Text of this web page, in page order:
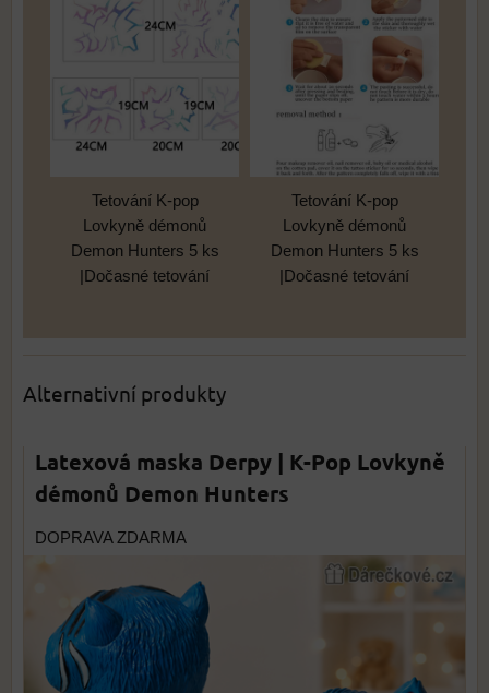
Tetování K-pop
Lovkyně démonů
Demon Hunters 5 ks
|Dočasné tetování
Tetování K-pop
Lovkyně démonů
Demon Hunters 5 ks
|Dočasné tetování
Alternativní produkty
Latexová maska Derpy | K-Pop Lovkyně
démonů Demon Hunters
DOPRAVA ZDARMA